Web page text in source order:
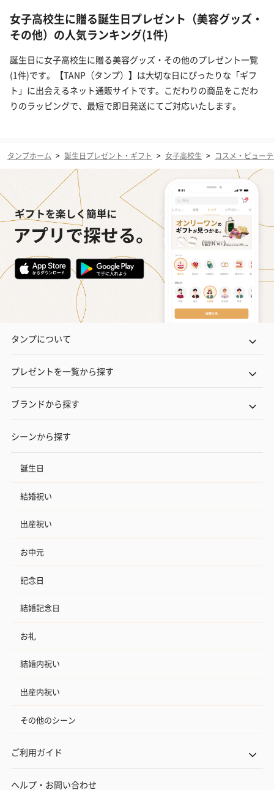
女子高校生に贈る誕生日プレゼント（美容グッズ・
その他）の人気ランキング(1件)
誕生日に女子高校生に贈る美容グッズ・その他のプレゼント一覧
(1件)です。【TANP（タンプ）】は大切な日にぴったりな「ギフ
ト」に出会えるネット通販サイトです。こだわりの商品をこだわ
りのラッピングで、最短で即日発送にてご対応いたします。
タンプホーム > 誕生日プレゼント・ギフト > 女子高校生 > コスメ・ビュー
タンプについて
プレゼントを一覧から探す
ブランドから探す
シーンから探す
誕生日
結婚祝い
出産祝い
お中元
記念日
結婚記念日
お礼
結婚内祝い
出産内祝い
その他のシーン
ご利用ガイド
ヘルプ・お問い合わせ